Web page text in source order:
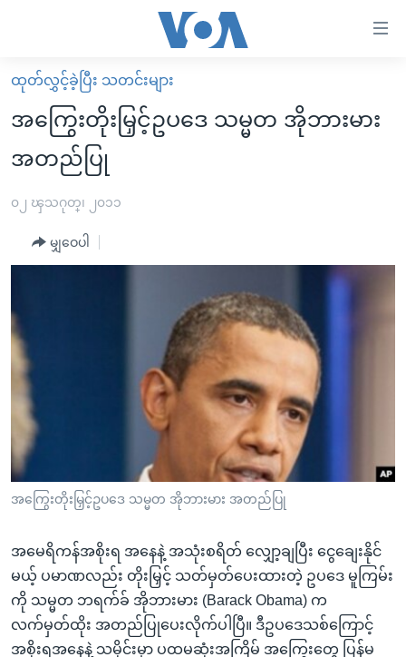
လွယ်ကူ
စေ
များ
အကြောင်းအရာ
ကျော်
ကြည့်
ညွန်း
စာမျက်နှာ
သို့
ကျော်
ရန်
ရှာဖွေ
ရန်
နေရာ
မူလစာမျက်နှာ
မြန်မာ
ကမ္ဘာ့သတင်းများ
ရပ်ဝန်းတခု လမ်းတခု အလွန်
မကြေးမုံရဲ့ အင်္ဂလိပ်စာ
ရုပ်ရှင်ထဲက အင်္ဂလိပ်စာ
သုတပဒေသာ အင်္ဂလိပ်စာ
ရေဒီယို
ရေဒီယိုနှင့်ရုပ်သံ အချက်အလက်များ
ရေဒီယို/တီဗွီအစီအစဉ်
Learning English
ဗွီအိုအေ လူမှုကွန်ယက်များ
ဘာသာစကားများ
ထုတ်လွှင့်ခဲ့ပြီး သတင်းများ
အကြွေးတိုးမြှင့်ဥပဒေ သမ္မတ အိုဘားမား
အတည်ပြု
၀၂ ၾသဂုတ္၊ ၂၀၁၁
မျှဝေပါ
အကြွေးတိုးမြှင့်ဥပဒေ သမ္မတ အိုဘားမား အတည်ပြု
အမေရိကန်အစိုးရ အနေနဲ့ အသုံးစရိတ် လျှော့ချပြီး ငွေချေးနိုင်
မယ့် ပမာဏလည်း တိုးမြှင့် သတ်မှတ်ပေးထားတဲ့ ဥပဒေ မူကြမ်း
ကို သမ္မတ ဘရက်ခ် အိုဘားမား (Barack Obama) က
လက်မှတ်ထိုး အတည်ပြုပေးလိုက်ပါပြီ။ ဒီဥပဒေသစ်ကြောင့်
အစိုးရအနေနဲ့ သမိုင်းမှာ ပထမဆုံးအကြိမ် အကြွေးတွေ ပြန်မ